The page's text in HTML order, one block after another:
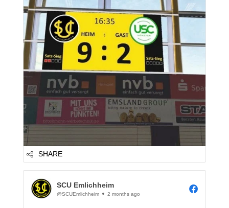
Unterstützung der Samtgemeinde, des
Vereins und vieler engagierter Unterstützer
sind wir auf der Zielgeraden angekommen.
❤️ Vielen Dank an a...
SHARE
SCU Emlichheim
@SCUEmlichheim 2 months ago